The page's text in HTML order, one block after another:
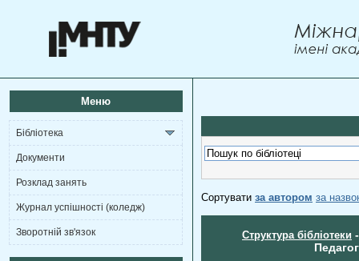
Меню
Бібліотека
Документи
Розклад занять
Журнал успішності (коледж)
Зворотній зв'язок
Сортувати за автором за
Структура бібліотеки